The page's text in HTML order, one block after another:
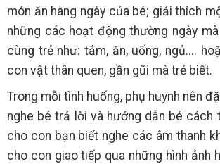
món ăn hàng ngày của bé; giải thích
những các hoạt động thường ngày
cùng trẻ như: tắm, ăn, uống, ngủ....
con vật thân quen, gần gũi mà trẻ biết.
Trong mỗi tình huống, phụ huynh nên
nghe bé trả lời và hướng dẫn bé cách
cho con bạn biết nghe các âm thanh
cho con giao tiếp qua những hình ảnh